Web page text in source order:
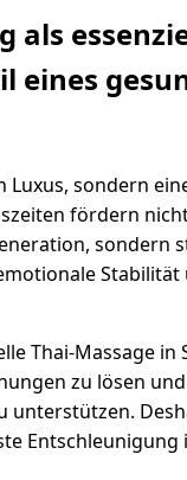
als
eines
Luxus, sondern
fördern
sondern
Stabilität
Thai-Massage
zu lösen
unterstützen.